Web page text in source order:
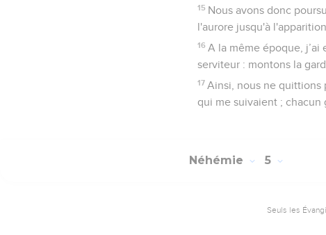
15 Nous avons donc
l'aurore jusqu'à
16 A la même époque, j’ai
serviteur : montons la
17 Ainsi, nous ne quittions
qui me suivaient ; chacun
Néhémie 5
Seuls les